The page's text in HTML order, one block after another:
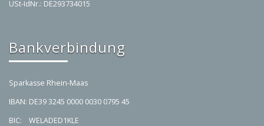
USt-IdNr.: DE293734015
Bankverbindung
Sparkasse Rhein-Maas
IBAN: DE39 3245 0000 0030 0795 45
BIC: WELADED1KLE